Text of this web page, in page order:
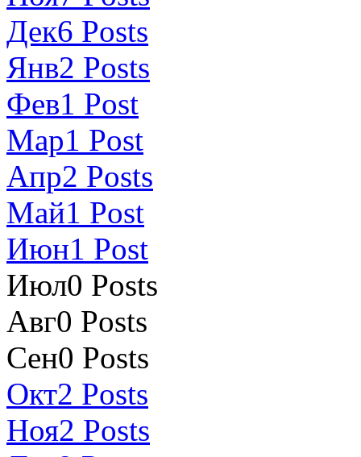
Дек6 Posts
Янв2 Posts
Фев1 Post
Мар1 Post
Апр2 Posts
Май1 Post
Июн1 Post
Июл0 Posts
Авг0 Posts
Сен0 Posts
Окт2 Posts
Ноя2 Posts